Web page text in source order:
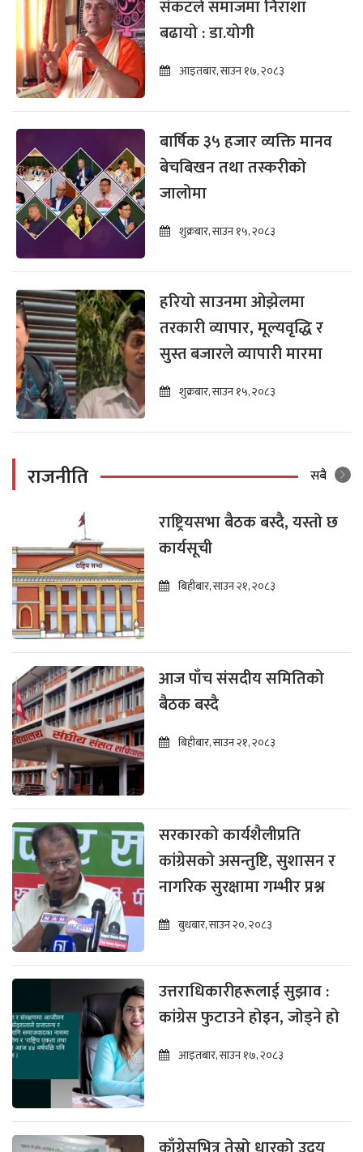
संकटले समाजमा निराशा
बढायो : डा.योगी
आइतबार, साउन १७, २०८३
बार्षिक ३५ हजार व्यक्ति मानव
बेचबिखन तथा तस्करीको
जालोमा
शुक्रबार, साउन १५, २०८३
हरियो साउनमा ओझेलमा
तरकारी व्यापार, मूल्यवृद्धि र
सुस्त बजारले व्यापारी मारमा
शुक्रबार, साउन १५, २०८३
राजनीति सबै
राष्ट्रियसभा बैठक बस्दै, यस्तो छ
कार्यसूची
बिहीबार, साउन २१, २०८३
आज पाँच संसदीय समितिको
बैठक बस्दै
बिहीबार, साउन २१, २०८३
सरकारको कार्यशैलीप्रति
कांग्रेसको असन्तुष्टि, सुशासन र
नागरिक सुरक्षामा गम्भीर प्रश्न
बुधबार, साउन २०, २०८३
उत्तराधिकारीहरूलाई सुझाव :
कांग्रेस फुटाउने होइन, जोड्ने हो
आइतबार, साउन १७, २०८३